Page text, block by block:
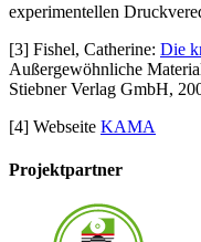
experimentellen
[3] Fishel, Catherine: Die
Außergewöhnliche
Stiebner Verlag GmbH,
[4] Webseite KAMA
Projektpartner